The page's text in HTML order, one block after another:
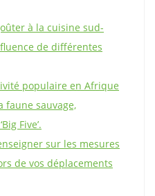
à la cuisine sud-
de différentes
populaire en Afrique
faune sauvage,
Five’.
sur les mesures
de vos déplacements